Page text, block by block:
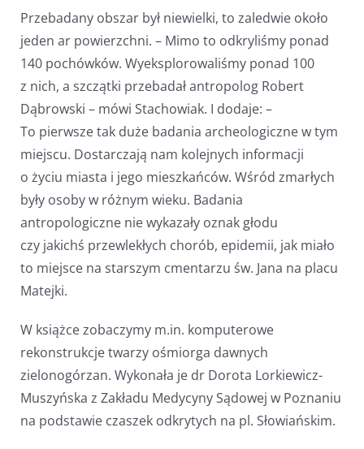
Przebadany obszar był niewielki, to zaledwie około
jeden ar powierzchni. – Mimo to odkryliśmy ponad
140 pochówków. Wyeksplorowaliśmy ponad 100
z nich, a szczątki przebadał antropolog Robert
Dąbrowski – mówi Stachowiak. I dodaje: –
To pierwsze tak duże badania archeologiczne w tym
miejscu. Dostarczają nam kolejnych informacji
o życiu miasta i jego mieszkańców. Wśród zmarłych
były osoby w różnym wieku. Badania
antropologiczne nie wykazały oznak głodu
czy jakichś przewlekłych chorób, epidemii, jak miało
to miejsce na starszym cmentarzu św. Jana na placu
Matejki.
W książce zobaczymy m.in. komputerowe
rekonstrukcje twarzy ośmiorga dawnych
zielonogórzan. Wykonała je dr Dorota Lorkiewicz-
Muszyńska z Zakładu Medycyny Sądowej w Poznaniu
na podstawie czaszek odkrytych na pl. Słowiańskim.